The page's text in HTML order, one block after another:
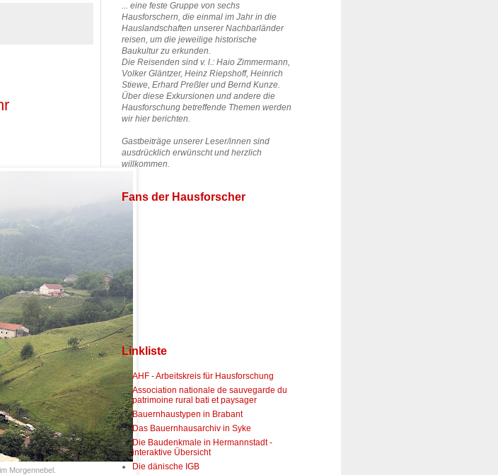
Morgennebel.
... eine feste Gruppe von sechs
Hausforschern, die einmal im Jahr in die
Hauslandschaften unserer Nachbarländer
reisen, um die jeweilige historische
Baukultur zu erkunden.
Die Reisenden sind v. l.: Haio Zimmermann,
Volker Gläntzer, Heinz Riepshoff, Heinrich
Stiewe, Erhard Preßler und Bernd Kunze.
Über diese Exkursionen und andere die
Hausforschung betreffende Themen werden
wir hier berichten.
Gastbeiträge unserer Leser/innen sind
ausdrücklich erwünscht und herzlich
willkommen.
Fans der Hausforscher
Linkliste
AHF - Arbeitskreis für Hausforschung
Association nationale de sauvegarde du
patrimoine rural bati et paysager
Bauernhaustypen in Brabant
Das Bauernhausarchiv in Syke
Die Baudenkmale in Hermannstadt -
interaktive Übersicht
Die dänische IGB